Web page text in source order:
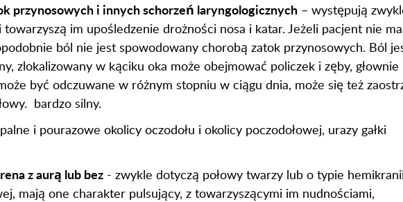
przynosowych i innych schorzeń laryngologicznych – występują
im upośledzenie drożności nosa i katar. Jeżeli pacjent nie ma
ból nie jest spowodowany chorobą zatok przynosowych. Ból
zlokalizowany w kąciku oka może obejmować policzek i zęby, głownie
być odczuwane w różnym stopniu w ciągu dnia, może się też
bardzo silny.
i pourazowe okolicy oczodołu i okolicy poczodołowej, urazy gałki
z aurą lub bez - zwykle dotyczą połowy twarzy lub o typie
mają one charakter pulsujący, z towarzyszącymi im nudnościami,